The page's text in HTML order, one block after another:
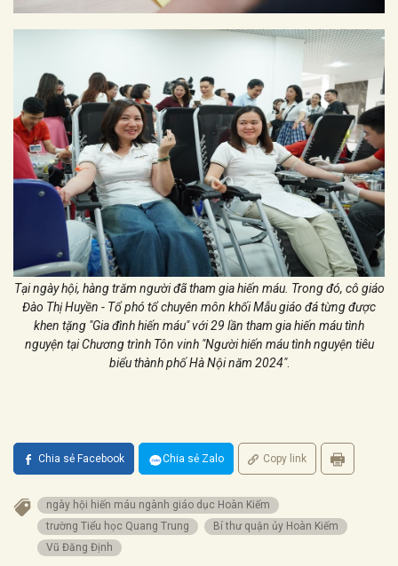
Tại ngày hội, hàng trăm người đã tham gia hiến máu. Trong đó, cô giáo
Đào Thị Huyền - Tổ phó tổ chuyên môn khối Mẫu giáo đá từng được
khen tặng "Gia đình hiến máu" với 29 lần tham gia hiến máu tình
nguyện tại Chương trình Tôn vinh "Người hiến máu tình nguyện tiêu
biểu thành phố Hà Nội năm 2024".
Chia sẻ Facebook Chia sẻ Zalo Copy link
ngày hội hiến máu ngành giáo dục Hoàn Kiếm
trường Tiểu học Quang Trung
Bí thư quận ủy Hoàn Kiếm
Vũ Đăng Định